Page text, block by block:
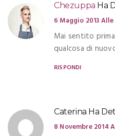
Chezuppa Ha
6 Maggio 2013
Mai sentito prima
qualcosa di
RISPONDI
Caterina Ha
8 Novembre 2014